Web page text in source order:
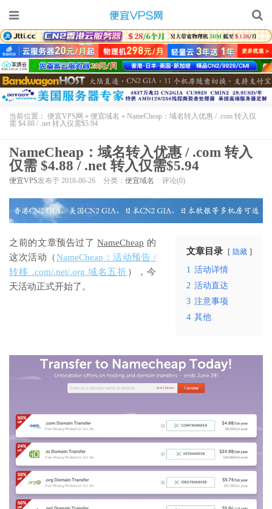
当前位置： 便宜VPS网 » 便宜域名 » NameCheap：域名转入优惠 / .com 转入仅
需 $4.88 / .net 转入仅需$5.94
NameCheap：域名转入优惠 / .com 转入
仅需 $4.88 / .net 转入仅需$5.94
便宜VPS发布于 2018-06-26 分类： 便宜域名 评论(0)
文章目录 隐藏
1 活动详情
2 活动直达
3 注意事项
4 其他
之前的文章预告过了NameCheap 的
这次活动（NameCheap：活动预告 /
转移 .com/.net/.org 域名五折 ），今
天活动正式开始了。